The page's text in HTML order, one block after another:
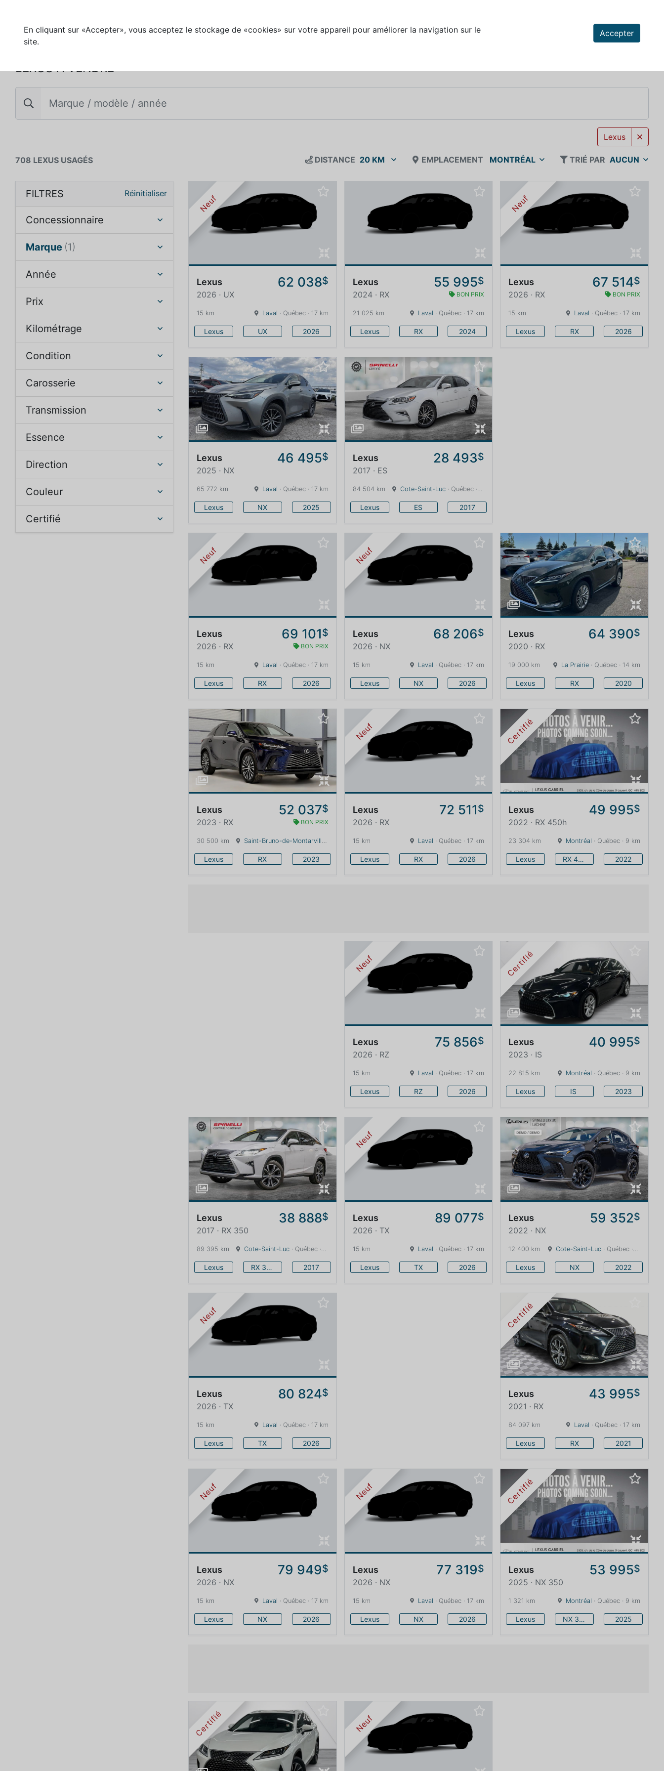
En cliquant sur «Accepter», vous acceptez le stockage de «cookies» sur votre appareil pour améliorer la navigation sur le
site.
Accepter
LEXUS À VENDRE
Lexus
708 LEXUS USAGÉS DISTANCE 20 KM EMPLACEMENT MONTRÉAL TRIÉ PAR AUCUN
FILTRES Réinitialiser
Concessionnaire
Marque (1)
Année
Prix
Kilométrage
Condition
Carosserie
Transmission
Essence
Direction
Couleur
Certifié
Neuf
Lexus 62 038$
2026 · UX
15 km Laval · Québec · 17 km
Lexus UX 2026
Lexus 55 995$
2024 · RX BON PRIX
21 025 km Laval · Québec · 17 km
Lexus RX 2024
Neuf
Lexus 67 514$
2026 · RX BON PRIX
15 km Laval · Québec · 17 km
Lexus RX 2026
Lexus 46 495$
2025 · NX
65 772 km Laval · Québec · 17 km
Lexus NX 2025
Lexus 28 493$
2017 · ES
84 504 km Cote-Saint-Luc· Québec · 13 km
Lexus ES 2017
Neuf
Lexus 69 101$
2026 · RX BON PRIX
15 km Laval · Québec · 17 km
Lexus RX 2026
Neuf
Lexus 68 206$
2026 · NX
15 km Laval · Québec · 17 km
Lexus NX 2026
Lexus 64 390$
2020 · RX
19 000 km La Prairie· Québec · 14 km
Lexus RX 2020
Lexus 52 037$
2023 · RX BON PRIX
30 500 km Saint-Bruno-de-Montarville · Québec · 16 km
Lexus RX 2023
Neuf
Lexus 72 511$
2026 · RX
15 km Laval · Québec · 17 km
Lexus RX 2026
Certifié
Lexus 49 995$
2022 · RX 450h
23 304 km Montréal · Québec · 9 km
Lexus RX 450h 2022
Neuf
Lexus 75 856$
2026 · RZ
15 km Laval · Québec · 17 km
Lexus RZ 2026
Certifié
Lexus 40 995$
2023 · IS
22 815 km Montréal · Québec · 9 km
Lexus IS 2023
Lexus 38 888$
2017 · RX 350
89 395 km Cote-Saint-Luc · Québec · 13 km
Lexus RX 350 2017
Neuf
Lexus 89 077$
2026 · TX
15 km Laval · Québec · 17 km
Lexus TX 2026
Lexus 59 352$
2022 · NX
12 400 km Cote-Saint-Luc · Québec · 13 km
Lexus NX 2022
Neuf
Lexus 80 824$
2026 · TX
15 km Laval · Québec · 17 km
Lexus TX 2026
Certifié
Lexus 43 995$
2021 · RX
84 097 km Laval · Québec · 17 km
Lexus RX 2021
Neuf
Lexus 79 949$
2026 · NX
15 km Laval · Québec · 17 km
Lexus NX 2026
Neuf
Lexus 77 319$
2026 · NX
15 km Laval · Québec · 17 km
Lexus NX 2026
Certifié
Lexus 53 995$
2025 · NX 350
1 321 km Montréal · Québec · 9 km
Lexus NX 350 2025
Certifié Neuf